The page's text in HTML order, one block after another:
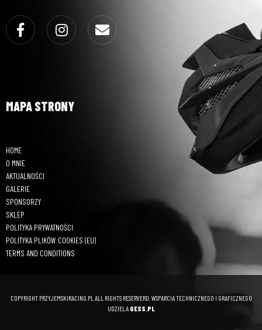
Facebook Instagram
MAPA STRONY
HOME
O MNIE
AKTUALNOŚCI
GALERIE
SPONSORZY
SKLEP
POLITYKA PRYWATNOŚCI
POLITYKA PLIKÓW COOKIES (EU)
TERMS AND CONDITIONS
COPYRIGHT PRZYJEMSKIRACING.PL ALL RIGHTS RESERVERD. WSPARCIA TECHNICZNEGO I GRAFICZNEGO
UDZIELA GESS.PL